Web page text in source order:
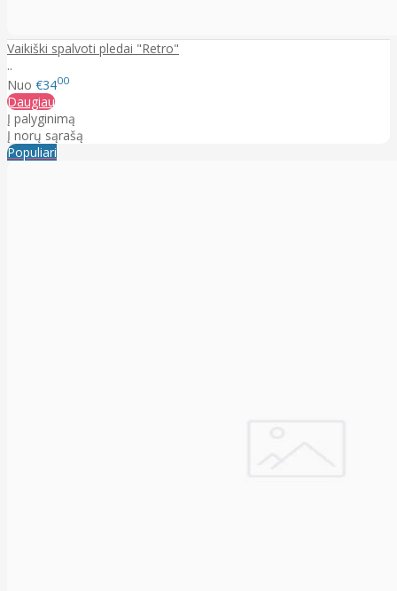
Vaikiški spalvoti pledai "Retro"
..
Nuo €3400
Daugiau
Į palyginimą
Į norų sąrašą
Populiari